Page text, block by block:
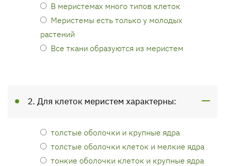
В меристемах много типов клеток
Меристемы есть только у молодых
растений
Все ткани образуются из меристем
2. Для клеток меристем характерны:
толстые оболочки и крупные ядра
толстые оболочки клеток и мелкие ядра
тонкие оболочки клеток и крупные ядра